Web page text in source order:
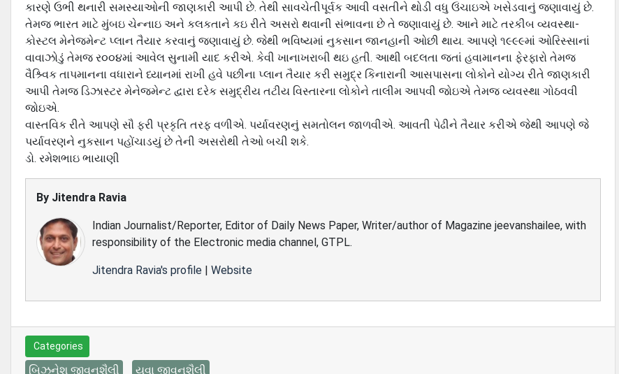
કારણે ઉભી થનારી સમસ્‍યાઓની જાણકારી આપી છે. તેથી સાવચેતીપૂર્વક આવી વસતીને થોડી વધુ ઉંચાઇએ ખસેડવાનું જણાવાયું છે.
તેમજ ભારત માટે મુંબઇ ચેન્‍નાઇ અને કલકતાને કઇ રીતે અસરો થવાની સંભાવના છે તે જણાવાયું છે. આને માટે તરકીબ વ્‍યવસ્‍થા-
કોસ્‍ટલ મેનેજમેન્‍ટ પ્‍લાન તૈયાર કરવાનું જણાવાયું છે. જેથી ભવિષ્‍યમાં નુકસાન જાનહાની ઓછી થાય. આપણે ૧૯૯૯માં ઓરિસ્‍સાનાં
વાવાઝોડું તેમજ ર૦૦૪માં આવેલ સુનામી યાદ કરીએ. કેવી ખાનાખરાબી થઇ હતી. આથી બદલતા જતાં હવામાનના ફેરફારો તેમજ
વૈશ્ર્વિક તાપમાનના વધારાને ધ્યાનમાં રાખી હવે પછીના પ્‍લાન તૈયાર કરી સમુદ્ર કિનારાની આસપાસના લોકોને યોગ્‍ય રીતે જાણકારી
આપી તેમજ ડિઝાસ્‍ટર મેનેજમેન્‍ટ દ્વારા દરેક સમુદ્રીય તટીય વિસ્‍તારના લોકોને તાલીમ આપવી જોઇએ તેમજ વ્‍યવસ્‍થા ગોઠવવી
જોઇએ.
વાસ્‍તવિક રીતે આપણે સૌ ફરી પ્રકૃતિ તરફ વળીએ. પર્યાવરણનું સમતોલન જાળવીએ. આવતી પેઢીને તૈયાર કરીએ જેથી આપણે જે
પર્યાવરણને નુકસાન પહોંચાડયું છે તેની અસરોથી તેઓ બચી શકે.
ડો. રમેશભાઇ ભાયાણી
By Jitendra Ravia
Indian Journalist/Reporter, Editor of Daily News Paper, Writer/author of Magazine jeevanshailee, with
responsibility of the Electronic media channel, GTPL.
Jitendra Ravia's profile | Website
Categories
બિઝનેશ જીવનશૈલી યુવા જીવનશૈલી